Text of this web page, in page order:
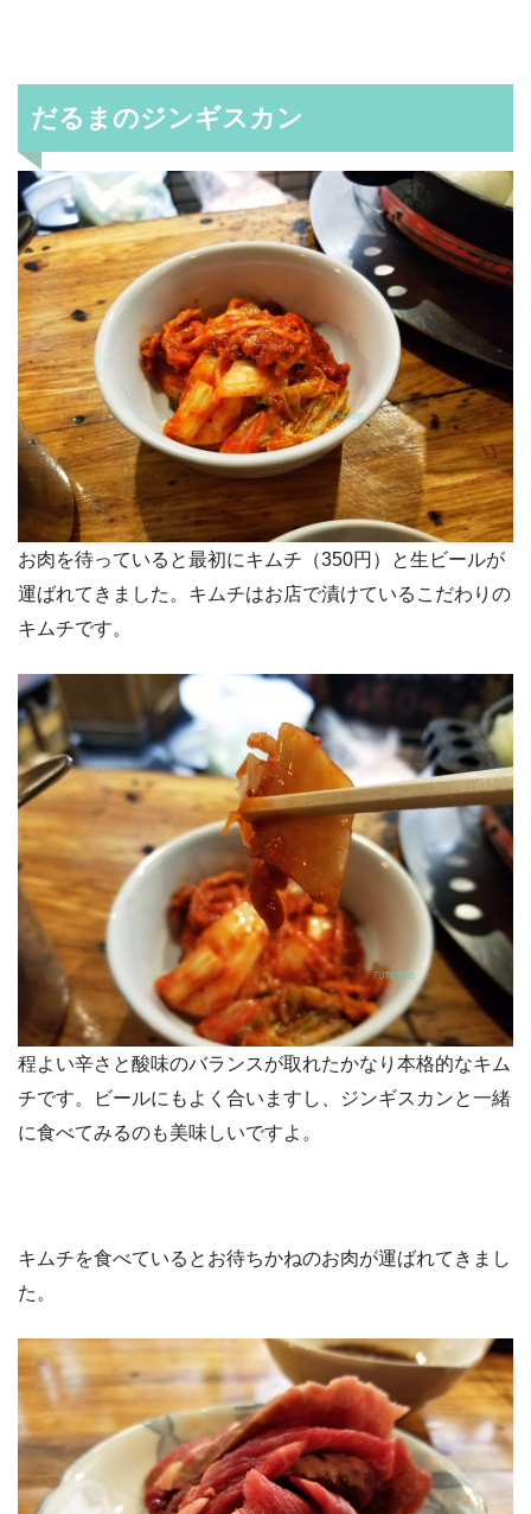
だるまのジンギスカン
お肉を待っていると最初にキムチ（350円）と生ビールが
運ばれてきました。キムチはお店で漬けているこだわりの
キムチです。
程よい辛さと酸味のバランスが取れたかなり本格的なキム
チです。ビールにもよく合いますし、ジンギスカンと一緒
に食べてみるのも美味しいですよ。
キムチを食べているとお待ちかねのお肉が運ばれてきまし
た。